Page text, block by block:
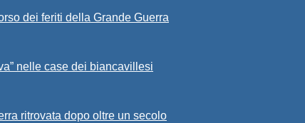
dei feriti della Grande Guerra
nelle case dei biancavillesi
ritrovata dopo oltre un secolo